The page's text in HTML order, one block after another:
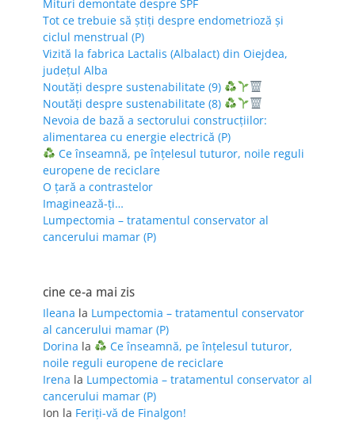
Mituri demontate despre SPF
Tot ce trebuie să știți despre endometrioză și
ciclul menstrual (P)
Vizită la fabrica Lactalis (Albalact) din Oiejdea,
județul Alba
Noutăți despre sustenabilitate (9)
Noutăți despre sustenabilitate (8)
Nevoia de bază a sectorului construcțiilor:
alimentarea cu energie electrică (P)
Ce înseamnă, pe înțelesul tuturor, noile reguli
europene de reciclare
O țară a contrastelor
Imaginează-ți…
Lumpectomia – tratamentul conservator al
cancerului mamar (P)
cine ce-a mai zis
Ileana la Lumpectomia – tratamentul conservator
al cancerului mamar (P)
Dorina la
Ce înseamnă, pe înțelesul tuturor,
noile reguli europene de reciclare
Irena la Lumpectomia – tratamentul conservator al
cancerului mamar (P)
Ion la Feriţi-vă de Finalgon!